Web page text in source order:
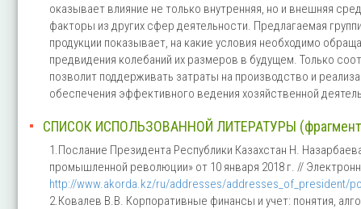
оказывает влияние не только внутренняя, но и внешняя
факторы из других сфер деятельности. Предлагаемая
продукции показывает, на какие условия необходимо
предвидения колебаний их размеров в будущем. Только
позволит поддерживать затраты на производство и
обеспечения эффективного ведения хозяйственной
СПИСОК ИСПОЛЬЗОВАННОЙ ЛИТЕРАТУРЫ
1.Послание Президента Республики Казахстан Н.
промышленной революции» от 10 января 2018 г. //
http://www.akorda.kz/ru/addresses/addresses_of_president/
2.Ковалев В.В. Корпоративные финансы и учет: понятия,